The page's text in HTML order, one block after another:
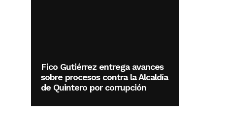
Fico Gutiérrez entrega avances
sobre procesos contra la Alcaldía
de Quintero por corrupción